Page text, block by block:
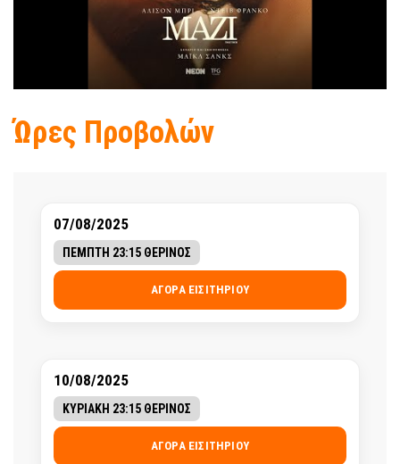
Ώρες Προβολών
07/08/2025
ΠΕΜΠΤΗ 23:15 ΘΕΡΙΝΟΣ
ΑΓΟΡΆ ΕΙΣΙΤΗΡΊΟΥ
10/08/2025
ΚΥΡΙΑΚΗ 23:15 ΘΕΡΙΝΟΣ
ΑΓΟΡΆ ΕΙΣΙΤΗΡΊΟΥ